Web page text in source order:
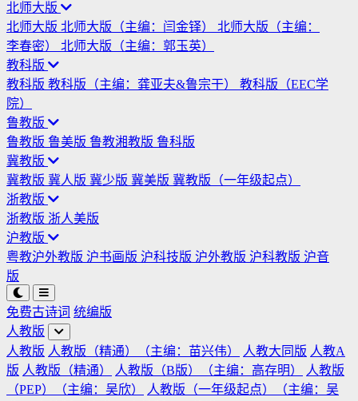
北师大版
北师大版 北师大版（主编：闫金铎） 北师大版（主编：
李春密） 北师大版（主编：郭玉英）
教科版
教科版 教科版（主编：龚亚夫&鲁宗干） 教科版（EEC学
院）
鲁教版
鲁教版 鲁美版 鲁教湘教版 鲁科版
冀教版
冀教版 冀人版 冀少版 冀美版 冀教版（一年级起点）
浙教版
浙教版 浙人美版
沪教版
粤教沪外教版 沪书画版 沪科技版 沪外教版 沪科教版 沪音
版
免费古诗词 统编版
人教版
人教版 人教版（精通）（主编：苗兴伟） 人教大同版 人教A
版 人教版（精通） 人教版（B版）（主编：高存明）
人教版
（PEP）（主编：吴欣）
人教版（一年级起点）（主编：吴